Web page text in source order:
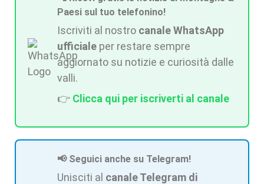
Paesi sul tuo telefonino!
Iscriviti al nostro canale WhatsApp
ufficiale per restare sempre
aggiornato su notizie e curiosità dalle
valli.
👉 Clicca qui per iscriverti al canale
📢 Seguici anche su Telegram!
Unisciti al canale Telegram di